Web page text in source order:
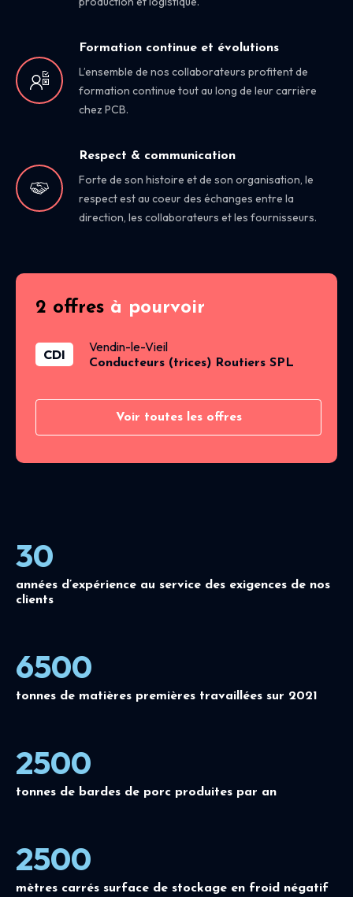
Formation continue et évolutions
L’ensemble de nos collaborateurs profitent de
formation continue tout au long de leur carrière
chez PCB.
Respect & communication
Forte de son histoire et de son organisation, le
respect est au coeur des échanges entre la
direction, les collaborateurs et les fournisseurs.
2 offres à pourvoir
CDI Vendin-le-Vieil
Conducteurs (trices) Routiers SPL
Voir toutes les offres
30
années d’expérience au service des exigences de nos
clients
6500
tonnes de matières premières travaillées sur 2021
2500
tonnes de bardes de porc produites par an
2500
mètres carrés surface de stockage en froid négatif